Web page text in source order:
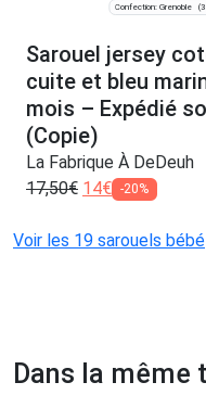
Confection: Grenoble
Sarouel jersey
cuite et bleu
mois – Expédié
(Copie)
La Fabrique À DeDeuh
17,50€ 14€ -20%
Voir les 19 sarouels bébé
Dans la même